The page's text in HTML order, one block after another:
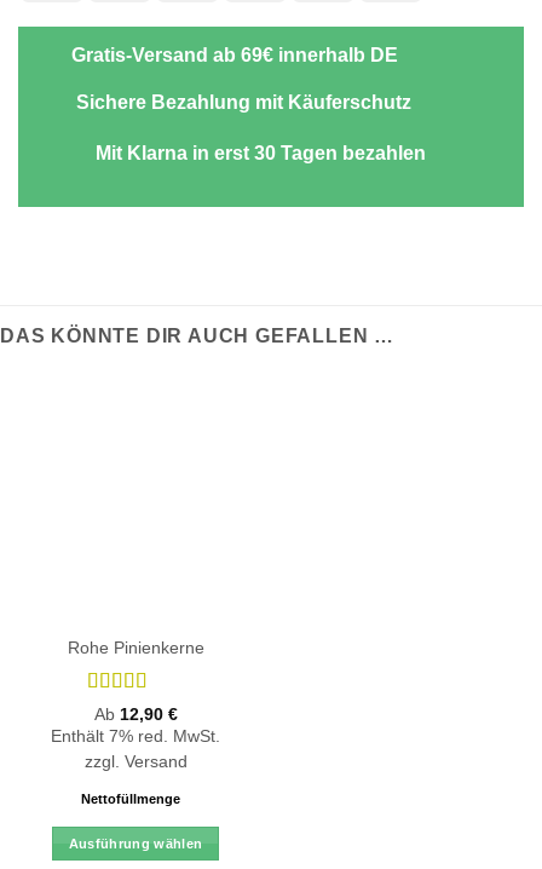
Gratis-Versand ab 69€ innerhalb DE
Sichere Bezahlung mit Käuferschutz
Mit Klarna in erst 30 Tagen bezahlen
DAS KÖNNTE DIR AUCH GEFALLEN …
Rohe Pinienkerne
Bewertet
mit4.89
von 5
Ab 12,90 €
Enthält 7% red. MwSt.
zzgl. Versand
Nettofüllmenge
Ausführung wählen